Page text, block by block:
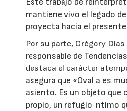
Este trabajo de
mantiene vivo el legado
proyecta hacia el
Por su parte, Grégory Dias
responsable de
destaca el carácter
asegura que «Ovalia es
asiento. Es un objeto que
propio, un refugio íntimo